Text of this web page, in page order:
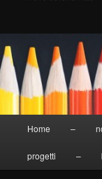
Home –
progetti –